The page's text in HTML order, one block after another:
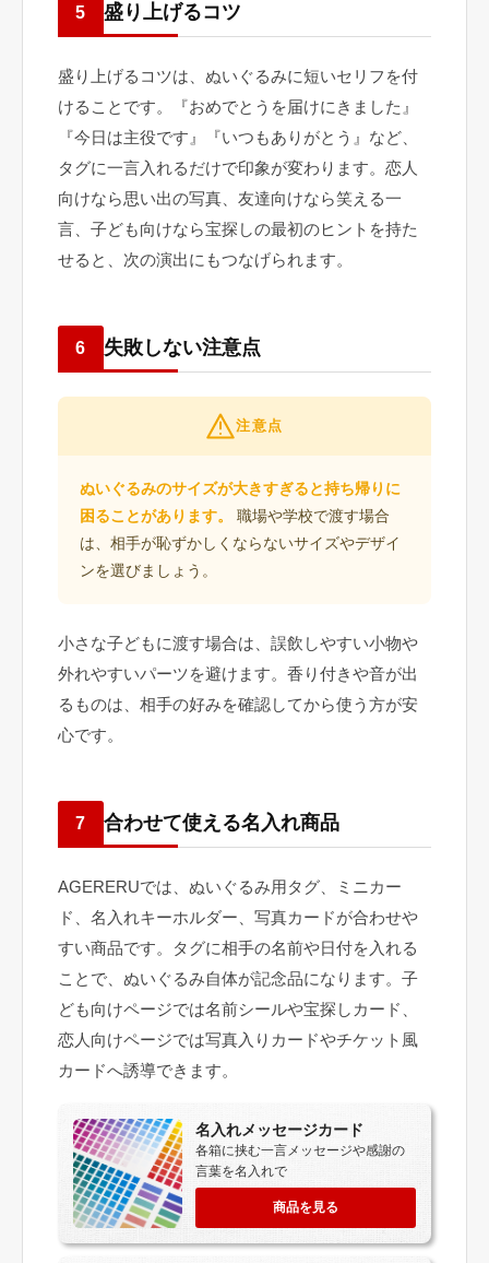
5 盛り上げるコツ
盛り上げるコツは、ぬいぐるみに短いセリフを付
けることです。『おめでとうを届けにきました』
『今日は主役です』『いつもありがとう』など、
タグに一言入れるだけで印象が変わります。恋人
向けなら思い出の写真、友達向けなら笑える一
言、子ども向けなら宝探しの最初のヒントを持た
せると、次の演出にもつなげられます。
6 失敗しない注意点
注意点
ぬいぐるみのサイズが大きすぎると持ち帰りに
困ることがあります。
職場や学校で渡す場合
は、相手が恥ずかしくならないサイズやデザイ
ンを選びましょう。
小さな子どもに渡す場合は、誤飲しやすい小物や
外れやすいパーツを避けます。香り付きや音が出
るものは、相手の好みを確認してから使う方が安
心です。
7 合わせて使える名入れ商品
AGERERUでは、ぬいぐるみ用タグ、ミニカー
ド、名入れキーホルダー、写真カードが合わせや
すい商品です。タグに相手の名前や日付を入れる
ことで、ぬいぐるみ自体が記念品になります。子
ども向けページでは名前シールや宝探しカード、
恋人向けページでは写真入りカードやチケット風
カードへ誘導できます。
名入れメッセージカード
各箱に挟む一言メッセージや感謝の
言葉を名入れで
商品を見る